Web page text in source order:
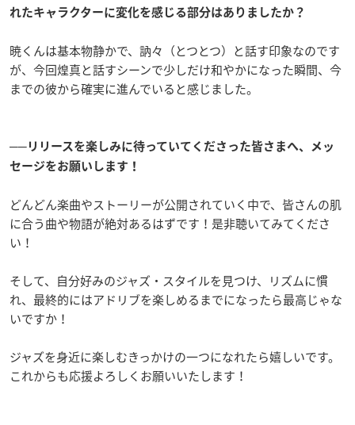
れたキャラクターに変化を感じる部分はありましたか？
暁くんは基本物静かで、訥々（とつとつ）と話す印象なのです
が、今回煌真と話すシーンで少しだけ和やかになった瞬間、今
までの彼から確実に進んでいると感じました。
──リリースを楽しみに待っていてくださった皆さまへ、メッ
セージをお願いします！
どんどん楽曲やストーリーが公開されていく中で、皆さんの肌
に合う曲や物語が絶対あるはずです！是非聴いてみてくださ
い！
そして、自分好みのジャズ・スタイルを見つけ、リズムに慣
れ、最終的にはアドリブを楽しめるまでになったら最高じゃな
いですか！
ジャズを身近に楽しむきっかけの一つになれたら嬉しいです。
これからも応援よろしくお願いいたします！